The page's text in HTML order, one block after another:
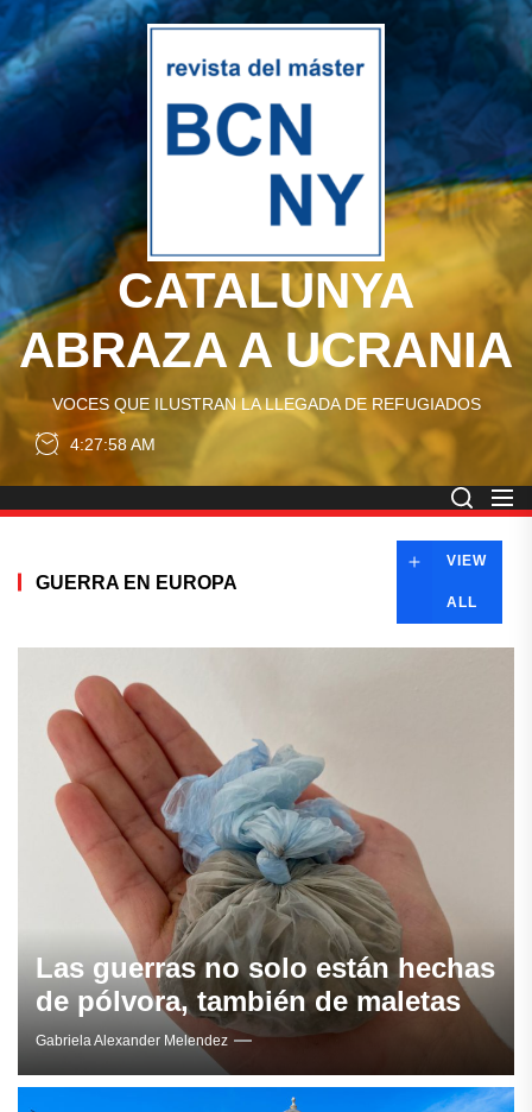
Skip
to
the
content
A
CATALUNYA
ABRAZA A UCRANIA
VOCES QUE ILUSTRAN LA LLEGADA DE REFUGIADOS
4:27:59 AM
GUERRA EN EUROPA
VIEW
ALL
Las guerras no solo están hechas
de pólvora, también de maletas
Gabriela Alexander Melendez